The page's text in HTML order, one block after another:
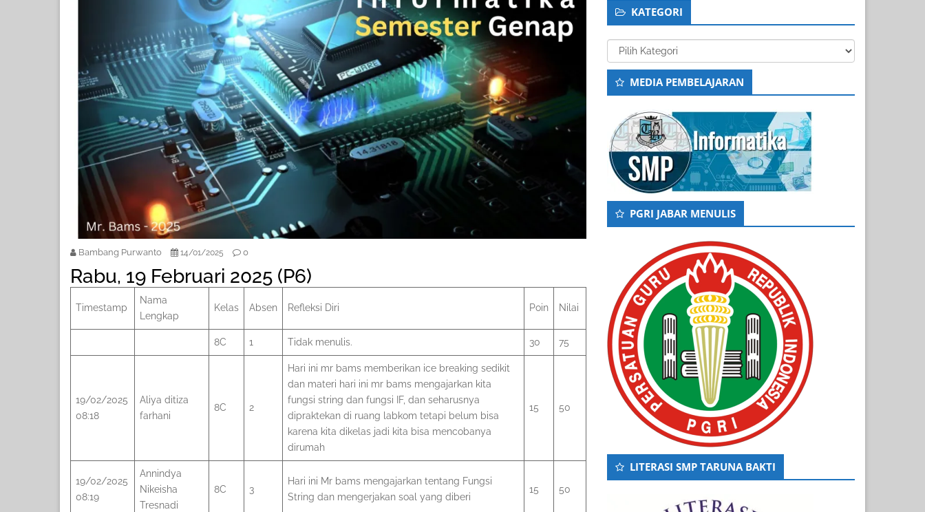
Bambang Purwanto 14/01/2025 0
Rabu, 19 Februari 2025 (P6)
Timestamp
Nama
Lengkap
Kelas Absen Refleksi Diri Poin Nilai
8C 1 Tidak menulis. 30 75
19/02/2025
08:18
Aliya ditiza
farhani
8C 2
Hari ini mr bams memberikan ice breaking sedikit
dan materi hari ini mr bams mengajarkan kita
fungsi string dan fungsi IF, dan seharusnya
dipraktekan di ruang labkom tetapi belum bisa
karena kita dikelas jadi kita bisa mencobanya
dirumah
15 50
19/02/2025
08:19
Annindya
Nikeisha
Tresnadi
8C 3
Hari ini Mr bams mengajarkan tentang Fungsi
String dan mengerjakan soal yang diberi
15 50
KATEGORI
Kategori
MEDIA PEMBELAJARAN
PGRI JABAR MENULIS
LITERASI SMP TARUNA BAKTI